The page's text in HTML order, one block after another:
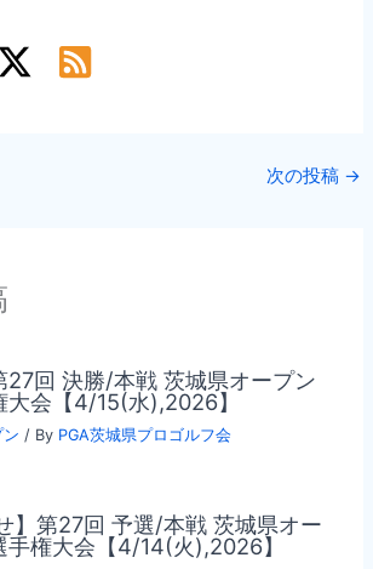
次の投稿 →
27回 決勝/本戦 茨城県オープン
大会【4/15(水),2026】
ン / By PGA茨城県プロゴルフ会
】第27回 予選/本戦 茨城県オー
手権大会【4/14(火),2026】